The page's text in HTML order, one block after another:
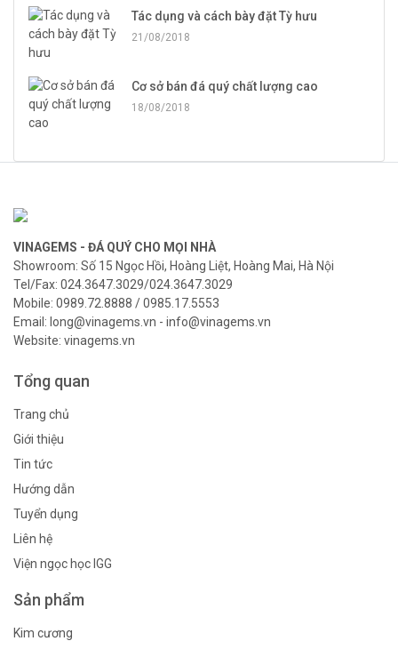
Tác dụng và cách bày đặt Tỳ hưu
21/08/2018
Cơ sở bán đá quý chất lượng cao
18/08/2018
VINAGEMS - ĐÁ QUÝ CHO MỌI NHÀ
Showroom: Số 15 Ngọc Hồi, Hoàng Liệt, Hoàng Mai, Hà Nội
Tel/Fax: 024.3647.3029/024.3647.3029
Mobile: 0989.72.8888 / 0985.17.5553
Email: long@vinagems.vn - info@vinagems.vn
Website: vinagems.vn
Tổng quan
Trang chủ
Giới thiệu
Tin tức
Hướng dẫn
Tuyển dụng
Liên hệ
Viện ngọc học IGG
Sản phẩm
Kim cương